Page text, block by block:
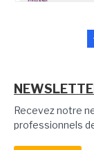
Recevez notre
professionnels